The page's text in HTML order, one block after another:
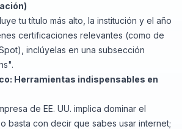
tu título más alto, la institución y el año
certificaciones relevantes (como de
inclúyelas en una subsección
Herramientas indispensables en
de EE. UU. implica dominar el
basta con decir que sabes usar internet;